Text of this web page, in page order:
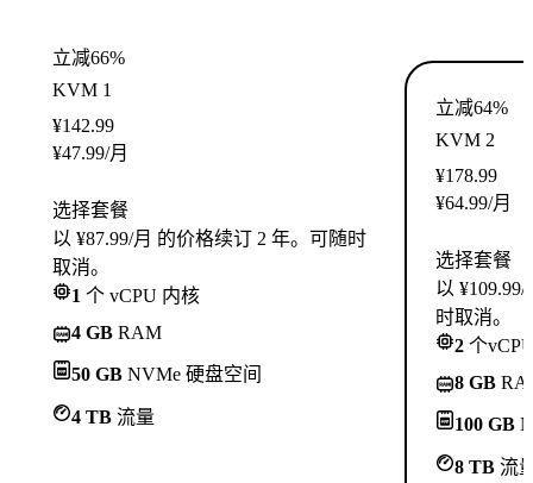
立减66%
KVM 1
¥142.99
¥47.99/月
选择套餐
以 ¥87.99/月 的价格续订 2 年。可随时
取消。
1 个 vCPU 内核
4 GB RAM
50 GB NVMe 硬盘空间
4 TB 流量
立减64%
KVM 2
¥178.99
¥64.99/月
选择套餐
以
时取消。
2 个
8 GB
100 GB
8 TB 流